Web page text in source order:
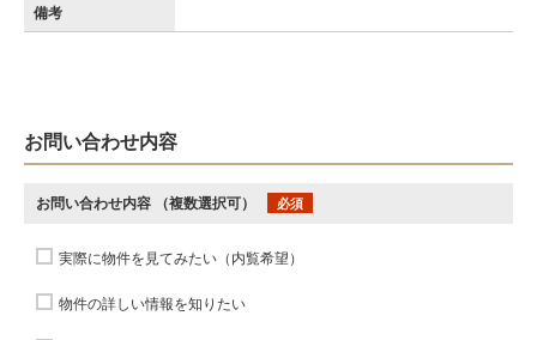
備考
お問い合わせ内容
お問い合わせ内容 （複数選択可） 必須
実際に物件を見てみたい（内覧希望）
物件の詳しい情報を知りたい